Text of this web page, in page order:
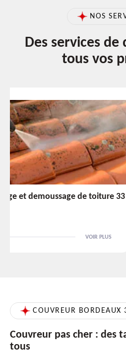
NOS
Des services
tous vos
Etanchéité toiture 33
COUVREUR BORDEAUX
Couvreur pas cher : des
tous